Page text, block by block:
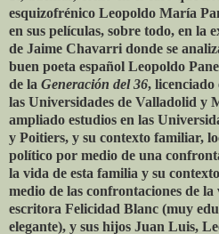
esquizofrénico Leopoldo María
en sus películas, sobre todo, en la
de Jaime Chavarri donde se
buen poeta español Leopoldo
de la Generación del 36, licenciado
las Universidades de Valladolid y
ampliado estudios en las
y Poitiers, y su contexto familiar,
político por medio de una
la vida de esta familia y su
medio de las confrontaciones de la
escritora Felicidad Blanc (muy
elegante), y sus hijos Juan Luis,